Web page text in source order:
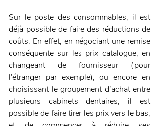
Sur le poste des consommables, il est
déjà possible de faire des réductions de
coûts. En effet, en négociant une remise
conséquente sur les prix catalogue, en
changeant de fournisseur (pour
l’étranger par exemple), ou encore en
choisissant le groupement d’achat entre
plusieurs cabinets dentaires, il est
possible de faire tirer les prix vers le bas,